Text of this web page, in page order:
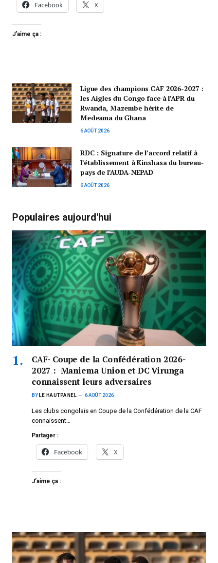
Facebook X
J’aime ça :
Ligue des champions CAF 2026-2027 :
les Aigles du Congo face à l’APR du
Rwanda, Mazembe hérite de
Medeama du Ghana
6 AOÛT 2026
RDC : Signature de l’accord relatif à
l’établissement à Kinshasa du bureau-
pays de l’AUDA-NEPAD
6 AOÛT 2026
Populaires aujourd'hui
CAF- Coupe de la Confédération 2026-
2027 : Maniema Union et DC Virunga
connaissent leurs adversaires
BY LE HAUTPANEL 6 AOÛT 2026
Les clubs congolais en Coupe de la Confédération de la CAF
connaissent…
Partager :
Facebook X
J’aime ça :